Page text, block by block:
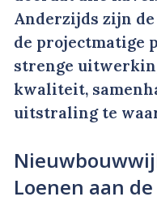
Anderzijds zijn
de projectmatige
strenge
kwaliteit,
uitstraling te
Loenen aan